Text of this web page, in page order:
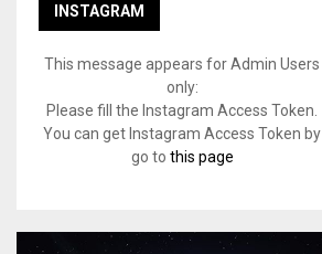
INSTAGRAM
This message appears for Admin Users
only:
Please fill the Instagram Access Token.
You can get Instagram Access Token by
go to this page